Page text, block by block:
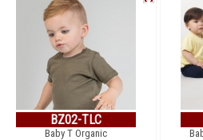
BZ02-TLC
Baby T Organic